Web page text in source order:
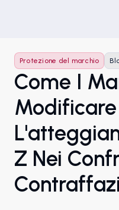
Protezione del marchio
Come I
Modificare
Z Nei